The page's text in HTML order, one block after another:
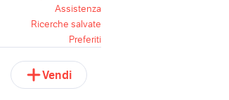
Assistenza
Ricerche salvate
Preferiti
Vendi